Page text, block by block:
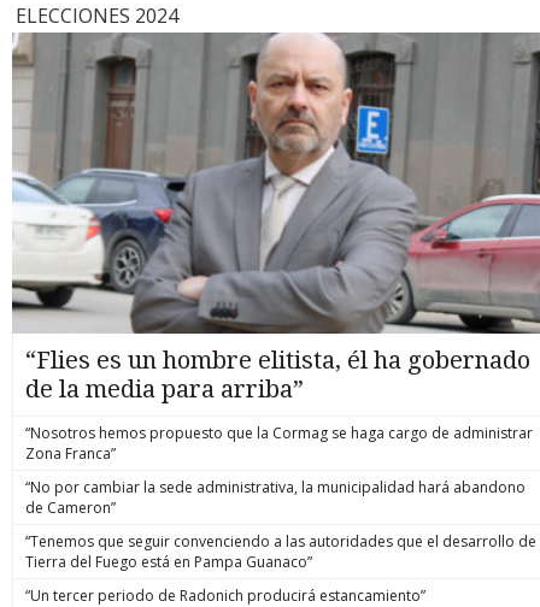
ELECCIONES 2024
“Flies es un hombre elitista, él ha gobernado
de la media para arriba”
“Nosotros hemos propuesto que la Cormag se haga cargo de administrar
Zona Franca”
“No por cambiar la sede administrativa, la municipalidad hará abandono
de Cameron”
“Tenemos que seguir convenciendo a las autoridades que el desarrollo de
Tierra del Fuego está en Pampa Guanaco”
“Un tercer periodo de Radonich producirá estancamiento”